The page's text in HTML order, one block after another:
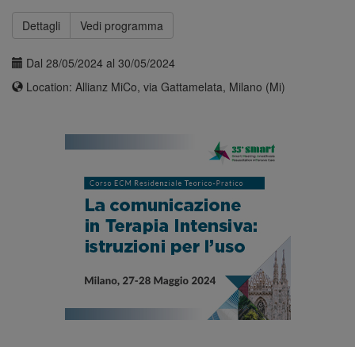
Dettagli Vedi programma
Dal 28/05/2024 al 30/05/2024
Location: Allianz MiCo, via Gattamelata, Milano (Mi)